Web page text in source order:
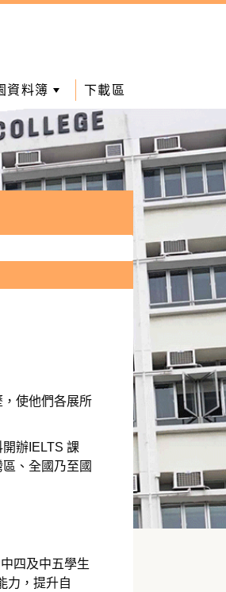
資料簿 下載區
使他們各展所
辦IELTS 課
、全國乃至國
四及中五學生
力，提升自